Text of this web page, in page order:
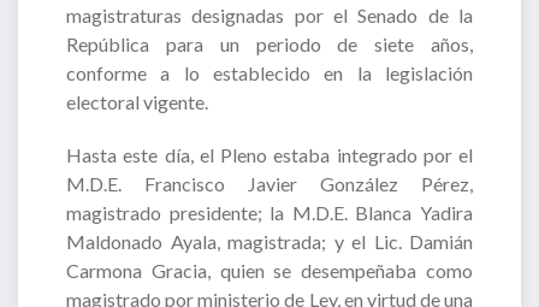
magistraturas designadas por el Senado de la
República para un periodo de siete años,
conforme a lo establecido en la legislación
electoral vigente.
Hasta este día, el Pleno estaba integrado por el
M.D.E. Francisco Javier González Pérez,
magistrado presidente; la M.D.E. Blanca Yadira
Maldonado Ayala, magistrada; y el Lic. Damián
Carmona Gracia, quien se desempeñaba como
magistrado por ministerio de Ley, en virtud de una